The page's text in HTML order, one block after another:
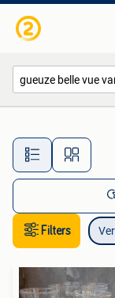
Filters